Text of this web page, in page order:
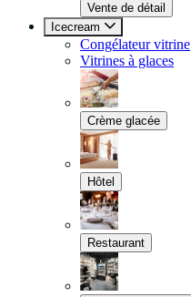
Vente de détail
Icecream
Congélateur vitrine
Vitrines à glaces
Crème glacée
Hôtel
Restaurant